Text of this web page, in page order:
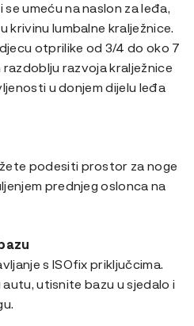
umeću na naslon za leđa,
lumbalne kralježnice.
otprilike od 3/4 do oko 7
razvoja kralježnice
u donjem dijelu leđa
podesiti prostor za noge
prednjeg oslonca na
s ISOfix priključcima.
utisnite bazu u sjedalo i